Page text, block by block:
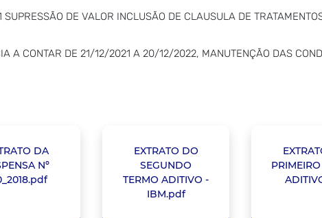
DE VALOR INCLUSÃO DE CLAUSULA DE
A CONTAR DE 21/12/2021 A 20/12/2022, MANUTENÇÃO DAS
DA
Nº
EXTRATO DO
SEGUNDO
TERMO ADITIVO -
IBM.pdf